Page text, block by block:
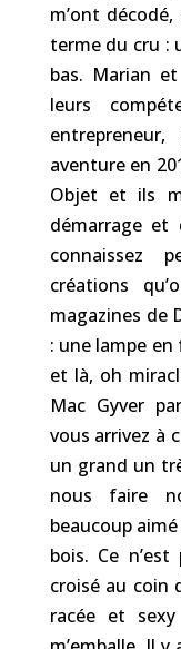
m’ont
terme du cru :
bas. Marian
leurs
aventure en
Objet et ils
démarrage et
connaissez
créations
magazines de
: une lampe
et là, oh
Mac Gyver
vous arrivez à
un grand un
nous faire
beaucoup
bois. Ce n’est
croisé au coin
racée et